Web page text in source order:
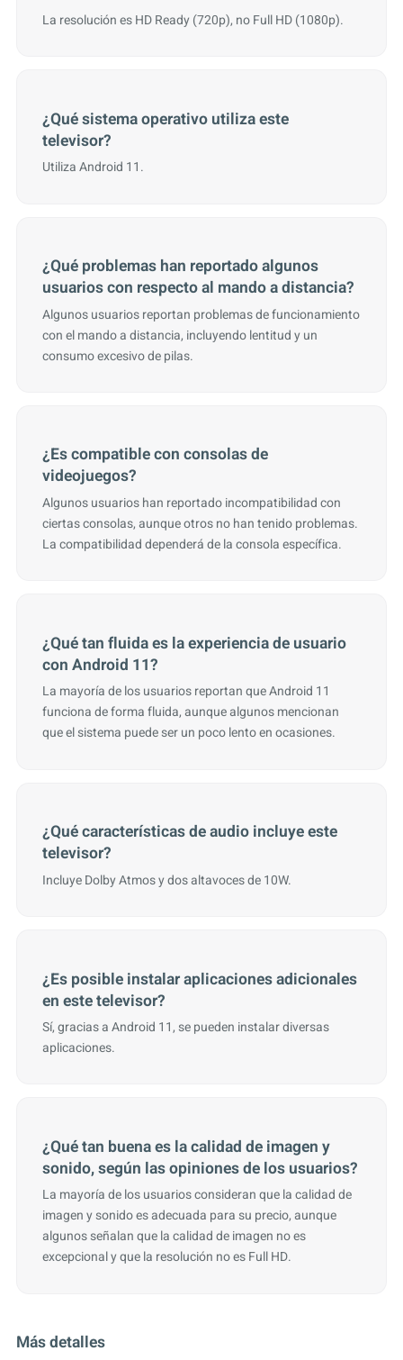
La resolución es HD Ready (720p), no Full HD (1080p).
¿Qué sistema operativo utiliza este
televisor?
Utiliza Android 11.
¿Qué problemas han reportado algunos
usuarios con respecto al mando a distancia?
Algunos usuarios reportan problemas de funcionamiento
con el mando a distancia, incluyendo lentitud y un
consumo excesivo de pilas.
¿Es compatible con consolas de
videojuegos?
Algunos usuarios han reportado incompatibilidad con
ciertas consolas, aunque otros no han tenido problemas.
La compatibilidad dependerá de la consola específica.
¿Qué tan fluida es la experiencia de usuario
con Android 11?
La mayoría de los usuarios reportan que Android 11
funciona de forma fluida, aunque algunos mencionan
que el sistema puede ser un poco lento en ocasiones.
¿Qué características de audio incluye este
televisor?
Incluye Dolby Atmos y dos altavoces de 10W.
¿Es posible instalar aplicaciones adicionales
en este televisor?
Sí, gracias a Android 11, se pueden instalar diversas
aplicaciones.
¿Qué tan buena es la calidad de imagen y
sonido, según las opiniones de los usuarios?
La mayoría de los usuarios consideran que la calidad de
imagen y sonido es adecuada para su precio, aunque
algunos señalan que la calidad de imagen no es
excepcional y que la resolución no es Full HD.
Más detalles